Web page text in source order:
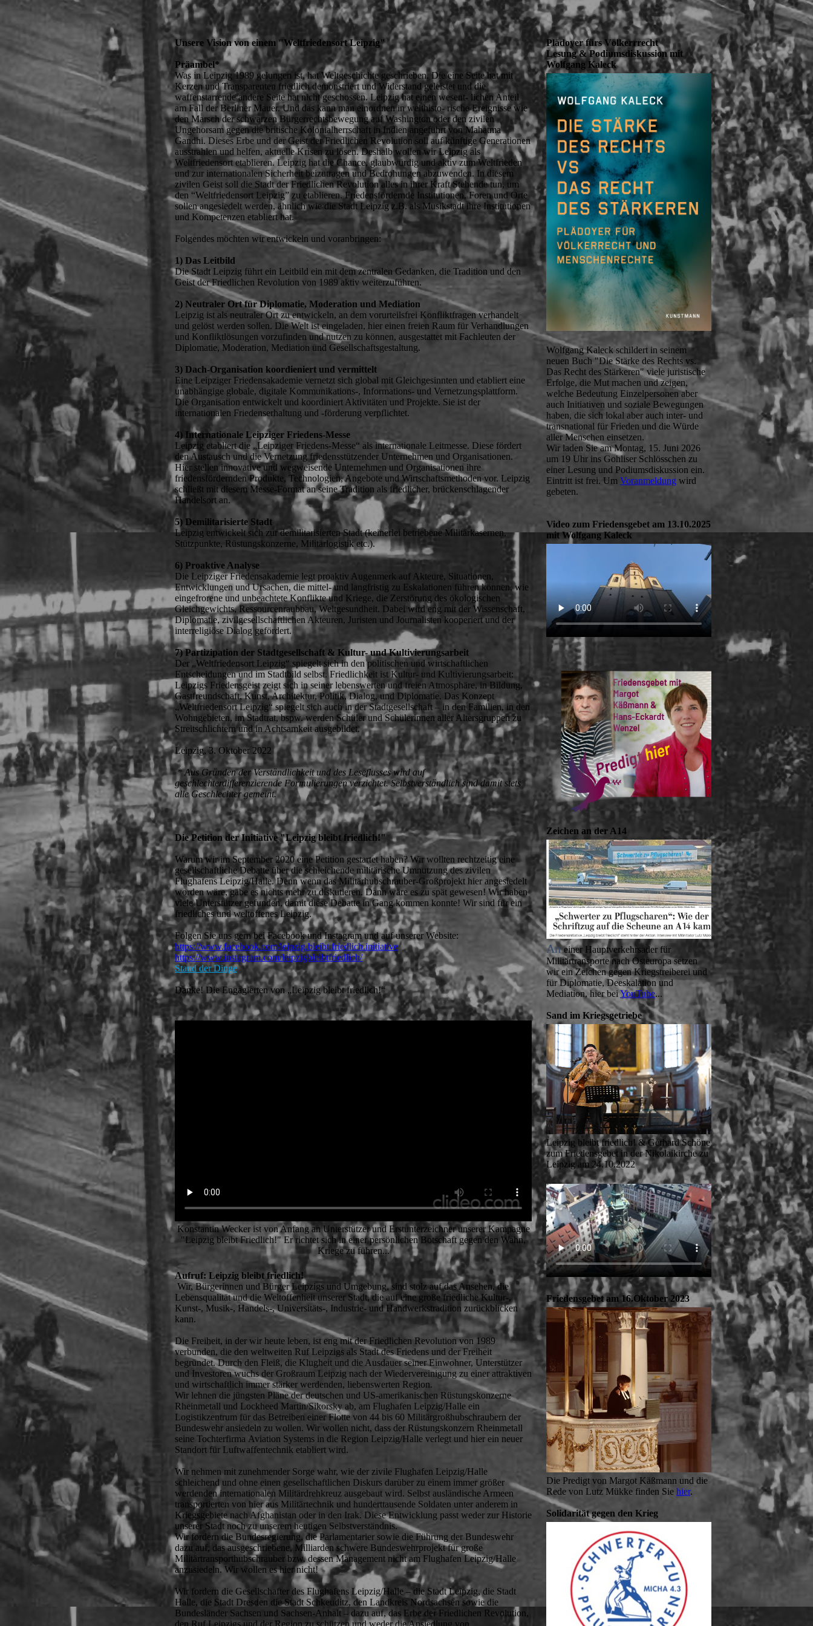
Unsere Vision von einem "Weltfriedensort Leipzig"
Präambel*
Was in Leipzig 1989 gelungen ist, hat Weltgeschichte geschrieben. Die eine Seite hat mit
Kerzen und Transparenten friedlich demonstriert und Widerstand geleistet und die
waffenstarrende andere Seite hat nicht geschossen. Leipzig hat einen wesent- lichen Anteil
am Fall der Berliner Mauer. Und das kann man einordnen in welthisto- rische Ereignisse wie
den Marsch der schwarzen Bürgerrechtsbewegung auf Washington oder den zivilen
Ungehorsam gegen die britische Kolonialherrschaft in Indien angeführt von Mahatma
Gandhi. Dieses Erbe und der Geist der Friedlichen Revolution soll auf künftige Generationen
ausstrahlen und helfen, aktuelle Krisen zu lösen. Deshalb wollen wir Leipzig als
Weltfriedensort etablieren. Leipzig hat die Chance, glaubwürdig und aktiv zum Weltfrieden
und zur internationalen Sicherheit beizutragen und Bedrohungen abzuwenden. In diesem
zivilen Geist soll die Stadt der Friedlichen Revolution alles in ihrer Kraft Stehende tun, um
den “Weltfriedensort Leipzig” zu etablieren. Friedensfördernde Institutionen, Foren und Orte
sollen angesiedelt werden, ähnlich wie die Stadt Leipzig z.B. als Musikstadt ihre Institutionen
und Kompetenzen etabliert hat.
Folgendes möchten wir entwickeln und voranbringen:
1) Das Leitbild
Die Stadt Leipzig führt ein Leitbild ein mit dem zentralen Gedanken, die Tradition und den
Geist der Friedlichen Revolution von 1989 aktiv weiterzuführen.
2) Neutraler Ort für Diplomatie, Moderation und Mediation
Leipzig ist als neutraler Ort zu entwickeln, an dem vorurteilsfrei Konfliktfragen verhandelt
und gelöst werden sollen. Die Welt ist eingeladen, hier einen freien Raum für Verhandlungen
und Konfliktlösungen vorzufinden und nutzen zu können, ausgestattet mit Fachleuten der
Diplomatie, Moderation, Mediation und Gesellschaftsgestaltung.
3) Dach-Organisation koordieniert und vermittelt
Eine Leipziger Friedensakademie vernetzt sich global mit Gleichgesinnten und etabliert eine
unabhängige globale, digitale Kommunikations-, Informations- und Vernetzungsplattform.
Die Organisation entwickelt und koordiniert Aktivitäten und Projekte. Sie ist der
internationalen Friedenserhaltung und -förderung verpflichtet.
4) Internationale Leipziger Friedens-Messe
Leipzig etabliert die „Leipziger Friedens-Messe“ als internationale Leitmesse. Diese fördert
den Austausch und die Vernetzung friedensstützender Unternehmen und Organisationen.
Hier stellen innovative und wegweisende Unternehmen und Organisationen ihre
friedensfördernden Produkte, Technologien, Angebote und Wirtschaftsmethoden vor. Leipzig
schließt mit diesem Messe-Format an seine Tradition als friedlicher, brückenschlagender
Handelsort an.
5) Demilitarisierte Stadt
Leipzig entwickelt sich zur demilitarisierten Stadt (keinerlei betriebene Militärkasernen,
Stützpunkte, Rüstungskonzerne, Militärlogistik etc.).
6) Proaktive Analyse
Die Leipziger Friedensakademie legt proaktiv Augenmerk auf Akteure, Situationen,
Entwicklungen und Ursachen, die mittel- und langfristig zu Eskalationen führen können, wie
eingefrorene und unbeachtete Konflikte und Kriege, die Zerstörung des ökologischen
Gleichgewichts, Ressourcenraubbau, Weltgesundheit. Dabei wird eng mit der Wissenschaft,
Diplomatie, zivilgesellschaftlichen Akteuren, Juristen und Journalisten kooperiert und der
interreligiöse Dialog gefördert.
7) Partizipation der Stadtgesellschaft & Kultur- und Kultivierungsarbeit
Der „Weltfriedensort Leipzig“ spiegelt sich in den politischen und wirtschaftlichen
Entscheidungen und im Stadtbild selbst. Friedlichkeit ist Kultur- und Kultivierungsarbeit:
Leipzigs Friedensgeist zeigt sich in seiner lebenswerten und freien Atmosphäre, in Bildung,
Gastfreundschaft, Kunst, Architektur, Politik, Dialog, und Diplomatie. Das Konzept
„Weltfriedensort Leipzig“ spiegelt sich auch in der Stadtgesellschaft – in den Familien, in den
Wohngebieten, im Stadtrat, bspw. werden Schüler und Schülerinnen aller Altersgruppen zu
Streitschlichtern und in Achtsamkeit ausgebildet.
Leipzig, 3. Oktober 2022
* Aus Gründen der Verständlichkeit und des Leseflusses wird auf
geschlechterdifferenzierende Formulierungen verzichtet. Selbstverständlich sind damit stets
alle Geschlechter gemeint.
Die Petition der Initiative "Leipzig bleibt friedlich!"
Warum wir im September 2020 eine Petition gestartet haben? Wir wollten rechtzeitig eine
gesellschaftliche Debatte über die schleichende militärische Umnutzung des zivilen
Flughafens Leipzig/Halle. Denn wenn das Militärhubschrauber-Großprojekt hier angesiedelt
worden wäre, gäbe es nichts mehr zu diskutieren. Dann wäre es zu spät gewesen! Wir haben
viele Unterstützer gefunden, damit diese Debatte in Gang kommen konnte! Wir sind für ein
friedliches und weltoffenes Leipzig.
Folgen Sie uns gern bei Facebook und Instagram und auf unserer Website:
https://www.facebook.com/leipzig.bleibt.friedlich.initiative
https://www.instagram.com/leipzigbleibtfriedlich/
Stand der Dinge
Danke! Die Engagierten von „Leipzig bleibt friedlich!“
Konstantin Wecker ist von Anfang an Unterstützer und Erstunterzeichner unserer Kampagne
"Leipzig bleibt Friedlich!" Er richtet sich in einer persönlichen Botschaft gegen den Wahn,
Kriege zu führen...
Aufruf: Leipzig bleibt friedlich!
Wir, Bürgerinnen und Bürger Leipzigs und Umgebung, sind stolz auf das Ansehen, die
Lebensqualität und die Weltoffenheit unserer Stadt, die auf eine große friedliche Kultur-,
Kunst-, Musik-, Handels-, Universitäts-, Industrie- und Handwerkstradition zurückblicken
kann.
Die Freiheit, in der wir heute leben, ist eng mit der Friedlichen Revolution von 1989
verbunden, die den weltweiten Ruf Leipzigs als Stadt des Friedens und der Freiheit
begründet. Durch den Fleiß, die Klugheit und die Ausdauer seiner Einwohner, Unterstützer
und Investoren wuchs der Großraum Leipzig nach der Wiedervereinigung zu einer attraktiven
und wirtschaftlich immer stärker werdenden, liebenswerten Region.
Wir lehnen die jüngsten Pläne der deutschen und US-amerikanischen Rüstungskonzerne
Rheinmetall und Lockheed Martin/Sikorsky ab, am Flughafen Leipzig/Halle ein
Logistikzentrum für das Betreiben einer Flotte von 44 bis 60 Militärgroßhubschraubern der
Bundeswehr ansiedeln zu wollen. Wir wollen nicht, dass der Rüstungskonzern Rheinmetall
seine Tochterfirma Aviation Systems in die Region Leipzig/Halle verlegt und hier ein neuer
Standort für Luftwaffentechnik etabliert wird.
Wir nehmen mit zunehmender Sorge wahr, wie der zivile Flughafen Leipzig/Halle
schleichend und ohne einen gesellschaftlichen Diskurs darüber zu einem immer größer
werdenden internationalen Militärdrehkreuz ausgebaut wird. Selbst ausländische Armeen
transportierten von hier aus Militärtechnik und hunderttausende Soldaten unter anderem in
Kriegsgebiete nach Afghanistan oder in den Irak. Diese Entwicklung passt weder zur Historie
unserer Stadt noch zu unserem heutigen Selbstverständnis.
Wir fordern die Bundesregierung, die Parlamentarier sowie die Führung der Bundeswehr
dazu auf, das ausgeschriebene, Milliarden schwere Bundeswehrprojekt für große
Militärtransporthubschrauber bzw. dessen Management nicht am Flughafen Leipzig/Halle
anzusiedeln. Wir wollen es hier nicht!
Wir fordern die Gesellschafter des Flughafens Leipzig/Halle – die Stadt Leipzig, die Stadt
Halle, die Stadt Dresden die Stadt Schkeuditz, den Landkreis Nordsachsen sowie die
Bundesländer Sachsen und Sachsen-Anhalt – dazu auf, das Erbe der Friedlichen Revolution,
den Ruf Leipzigs und der Region zu schützen und weder die Ansiedlung von
Plädoyer fürs Völkerrrecht
Lesung & Podiumsdiskussion mit
Wolfgang Kaleck
Wolfgang Kaleck schildert in seinem
neuen Buch "Die Stärke des Rechts vs.
Das Recht des Stärkeren" viele juristische
Erfolge, die Mut machen und zeigen,
welche Bedeutung Einzelpersonen aber
auch Initiativen und soziale Bewegungen
haben, die sich lokal aber auch inter- und
transnational für Frieden und die Würde
aller Menschen einsetzen.
Wir laden Sie am Montag, 15. Juni 2026
um 19 Uhr ins Gohliser Schlösschen zu
einer Lesung und Podiumsdiskussion ein.
Eintritt ist frei. Um Voranmeldung wird
gebeten.
Video zum Friedensgebet am 13.10.2025
mit Wolfgang Kaleck
Zeichen an der A14
Aneiner Hauptverkehrsader für
Militärtransporte nach Osteuropa setzen
wir ein Zeichen gegen Kriegstreiberei und
für Diplomatie, Deeskalation und
Mediation, hier beiYouTube...
Sand im Kriegsgetriebe
Leipzig bleibt friedlich! & Gerhard Schöne
zum Friedensgebet in der Nikolaikirche zu
Leipzig am 24.10.2022
Friedensgebet am 16.Oktober 2023
Die Predigt von Margot Käßmann und die
Rede von Lutz Mükke finden Sie hier.
Solidarität gegen den Krieg